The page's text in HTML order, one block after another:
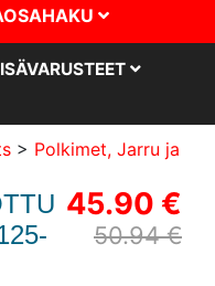
> Polkimet, Jarru ja
45.90 €
50.94 €